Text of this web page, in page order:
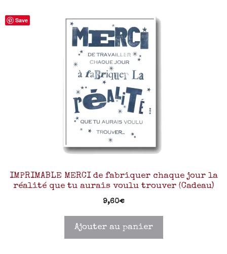
Save
IMPRIMABLE MERCI de fabriquer chaque jour la
réalité que tu aurais voulu trouver (Cadeau)
9,60€
Ajouter au panier